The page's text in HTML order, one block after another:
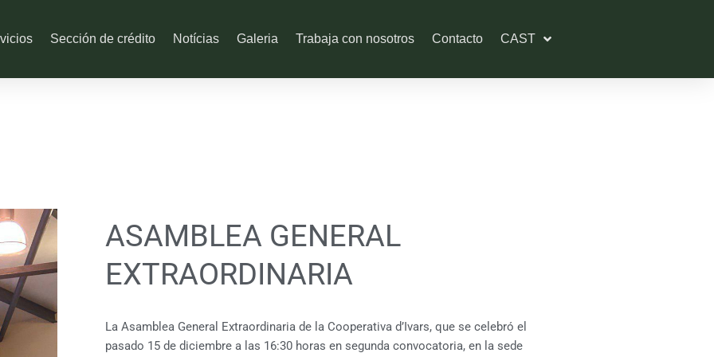
Sección de crédito Notícias Galeria Trabaja con nosotros Contacto CAST
ASAMBLEA GENERAL
EXTRAORDINARIA
La Asamblea General Extraordinaria de la Cooperativa d’Ivars, que se celebró el
pasado 15 de diciembre a las 16:30 horas en segunda convocatoria, en la sede